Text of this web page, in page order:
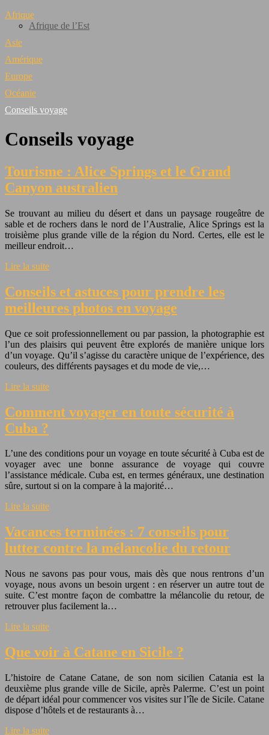
Afrique
Afrique de l’Est
Asie
Amérique
Europe
Océanie
Conseils voyage
Conseils voyage
Tourisme : Alice Springs et le Grand
Canyon australien
Se trouvant au milieu du désert et dans un paysage rougeâtre de
sable et de rochers dans le nord de l’Australie, Alice Springs est la
troisième plus grande ville de la région du Nord. Certes, elle est le
meilleur endroit…
Lire la suite
Conseils et astuces pour prendre les
meilleures photos en voyage
Que ce soit professionnellement ou par passion, la photographie est
l’un des plaisirs qui peuvent être explorés de manière unique lors
d’un voyage. Qu’il s’agisse du caractère unique de l’expérience, des
couleurs, des différents paysages et du mode de vie,…
Lire la suite
Comment voyager en toute sécurité à
Cuba ?
L’une des conditions pour un voyage en toute sécurité à Cuba est de
voyager avec une bonne assurance de voyage qui couvre
l’assistance médicale. Cuba est, en termes généraux, une destination
sûre, surtout si on la compare à la majorité…
Lire la suite
Vacances terminées : 7 conseils pour
lutter contre la mélancolie du retour
Nous ne savons pas pour vous, mais dès que nous rentrons d’un
voyage, nous avons un besoin urgent : en réserver un autre tout de
suite. C’est montre façon de combattre la mélancolie du retour, de
retrouver plus facilement la…
Lire la suite
Que voir à Catane en Sicile ?
L’histoire de Catane Catane, de son nom sicilien Catania est la
deuxième plus grande ville de Sicile, après Palerme. C’est un point
de départ idéal pour commencer vos visites sur l’île de Sicile. Catane
dispose d’hôtels et de restaurants à…
Lire la suite